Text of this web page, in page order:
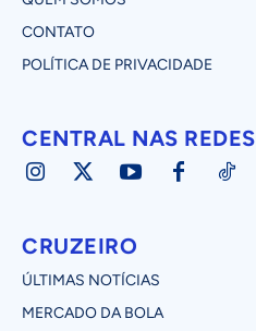
CONTATO
POLÍTICA DE PRIVACIDADE
CENTRAL NAS REDES
CRUZEIRO
ÚLTIMAS NOTÍCIAS
MERCADO DA BOLA